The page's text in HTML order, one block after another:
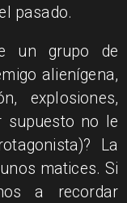
pasado.
un grupo de
alienígena,
explosiones,
supuesto no le
La
matices. Si
a recordar